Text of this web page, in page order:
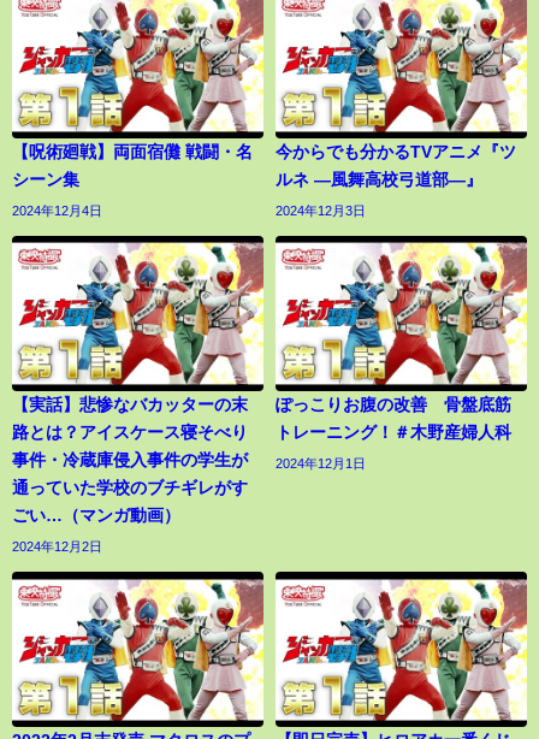
【呪術廻戦】両面宿儺 戦闘・名
シーン集
2024年12月4日
今からでも分かるTVアニメ『ツ
ルネ ―風舞高校弓道部―』
2024年12月3日
【実話】悲惨なバカッターの末
路とは？アイスケース寝そべり
事件・冷蔵庫侵入事件の学生が
通っていた学校のブチギレがす
ごい…（マンガ動画）
2024年12月2日
ぽっこりお腹の改善 骨盤底筋
トレーニング！＃木野産婦人科
2024年12月1日